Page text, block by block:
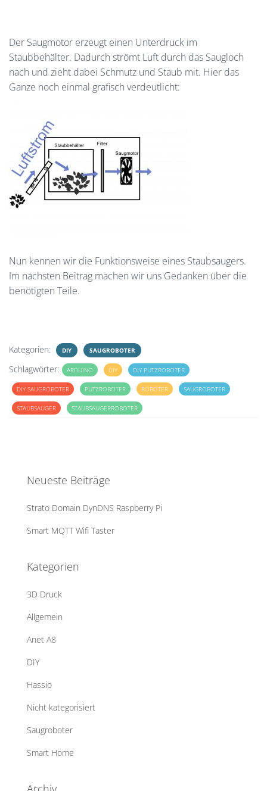
Der Saugmotor erzeugt einen Unterdruck im
Staubbehälter. Dadurch strömt Luft durch das Saugloch
nach und zieht dabei Schmutz und Staub mit. Hier das
Ganze noch einmal grafisch verdeutlicht:
Nun kennen wir die Funktionsweise eines Staubsaugers.
Im nächsten Beitrag machen wir uns Gedanken über die
benötigten Teile.
Kategorien: DIY SAUGROBOTER
Schlagwörter: ARDUINO DIY DIY PUTZROBOTER
DIY SAUGROBOTER PUTZROBOTER ROBOTER SAUGROBOTER
STAUBSAUGER STAUBSAUGERROBOTER
Neueste Beiträge
Strato Domain DynDNS Raspberry Pi
Smart MQTT Wifi Taster
Kategorien
3D Druck
Allgemein
Anet A8
DIY
Hassio
Nicht kategorisiert
Saugroboter
Smart Home